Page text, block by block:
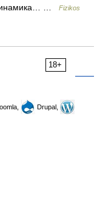
…
Fizikos
18+
Drupal,